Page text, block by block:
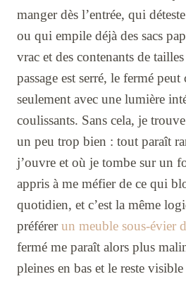
manger dès l’entrée, qui
ou qui empile déjà des sacs
vrac et des contenants de
passage est serré, le fermé
seulement avec une lumière
coulissants. Sans cela, je
un peu trop bien : tout paraît
j’ouvre et où je tombe sur un
appris à me méfier de ce qui
quotidien, et c’est la même
préférerun meuble sous-évier
fermé me paraît alors plus
pleines en bas et le reste